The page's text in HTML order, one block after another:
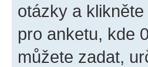
otázky a klikněte
pro anketu, kde
můžete zadat,